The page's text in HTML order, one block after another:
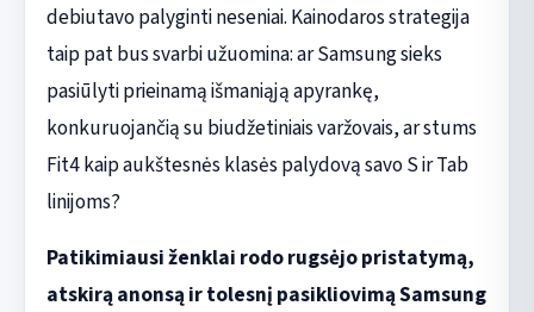
debiutavo palyginti neseniai. Kainodaros strategija
taip pat bus svarbi užuomina: ar Samsung sieks
pasiūlyti prieinamą išmaniąją apyrankę,
konkuruojančią su biudžetiniais varžovais, ar stums
Fit4 kaip aukštesnės klasės palydovą savo S ir Tab
linijoms?
Patikimiausi ženklai rodo rugsėjo pristatymą,
atskirą anonsą ir tolesnį pasikliovimą Samsung